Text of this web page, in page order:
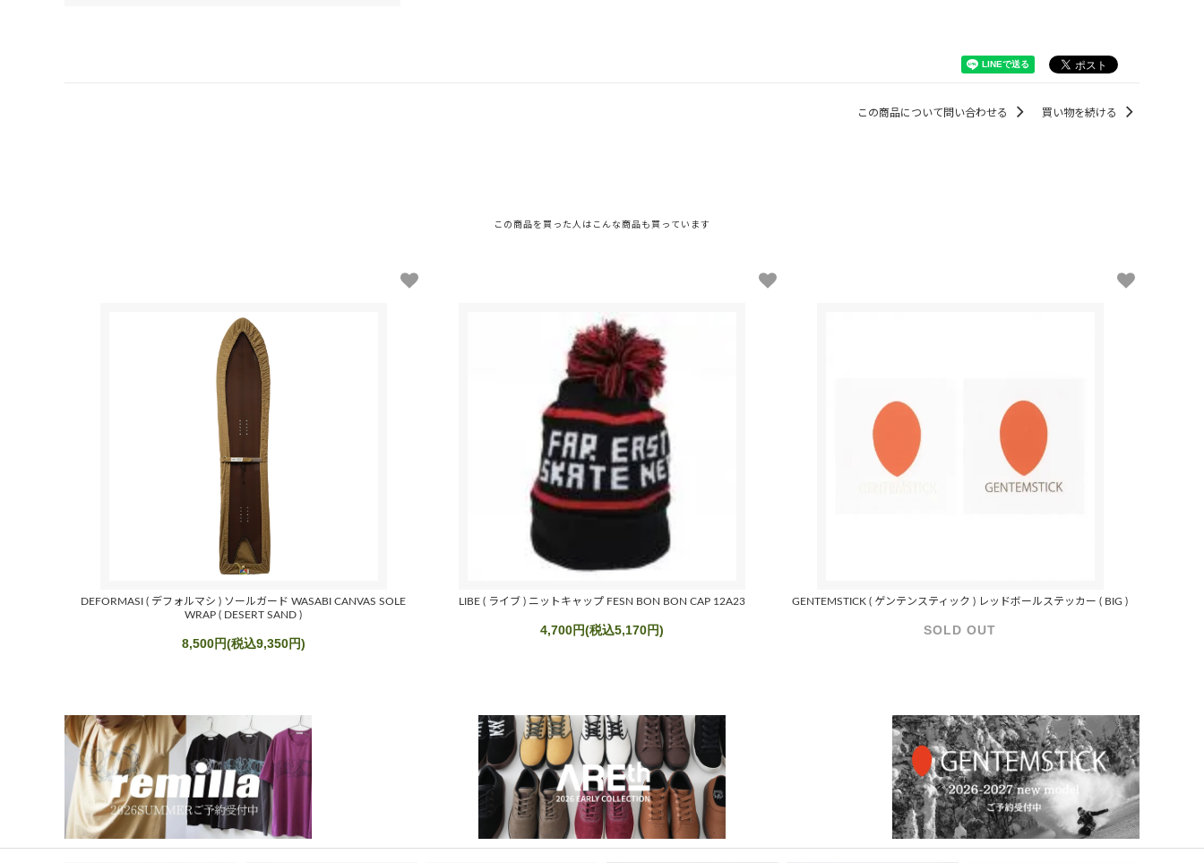
この商品について問い合わせる 買い物を続ける
この商品を買った人は こんな商品も買っています
DEFORMASI ( デフォルマシ ) ソールガード WASABI CANVAS SOLE
WRAP ( DESERT SAND )
8,500円(税込9,350円)
LIBE ( ライブ ) ニットキャップ FESN BON BON CAP 12A23
4,700円(税込5,170円)
GENTEMSTICK ( ゲンテンスティック ) レッドボールステッカー ( BIG )
SOLD OUT